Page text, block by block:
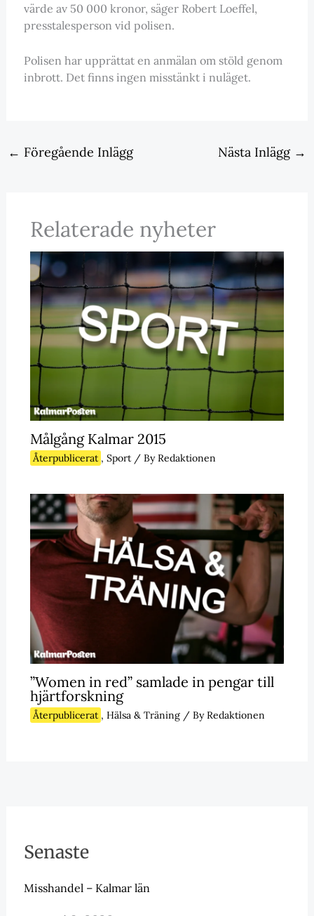
värde av 50 000 kronor, säger Robert Loeffel,
presstalesperson vid polisen.
Polisen har upprättat en anmälan om stöld genom
inbrott. Det finns ingen misstänkt i nuläget.
← Föregående Inlägg Nästa Inlägg →
Relaterade nyheter
Målgång Kalmar 2015
Återpublicerat , Sport/ ByRedaktionen
”Women in red” samlade in pengar till
hjärtforskning
Återpublicerat , Hälsa & Träning/ ByRedaktionen
Senaste
Misshandel – Kalmar län